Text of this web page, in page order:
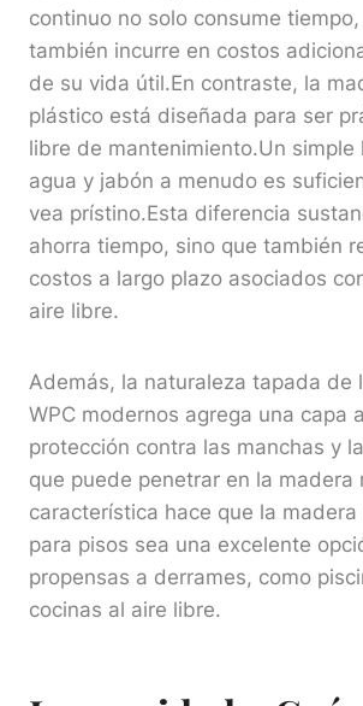
continuo no solo consume
también incurre en costos
de su vida útil.En contraste, la
plástico está diseñada para ser
libre de mantenimiento.Un simple
agua y jabón a menudo es
vea prístino.Esta diferencia
ahorra tiempo, sino que también
costos a largo plazo asociados
aire libre.
Además, la naturaleza tapada de
WPC modernos agrega una capa
protección contra las manchas y
que puede penetrar en la madera
característica hace que la
para pisos sea una excelente
propensas a derrames, como
cocinas al aire libre.